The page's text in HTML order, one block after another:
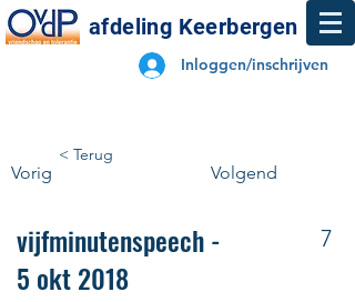
afdeling Keerbergen
Inloggen/inschrijven
< Terug
Vorig Volgend
vijfminutenspeech -
5 okt 2018
7